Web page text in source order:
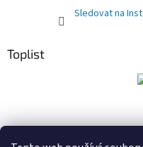
Sledovat na
Toplist